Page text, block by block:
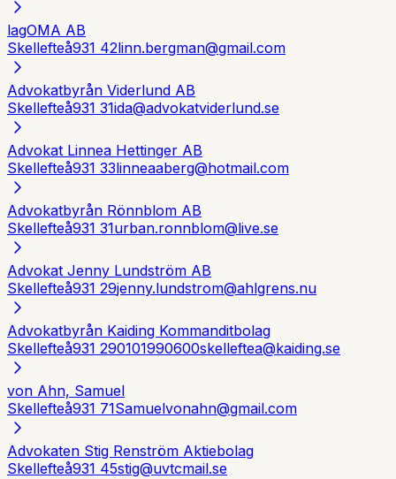
lagOMA AB
Skellefteå931 42linn.bergman@gmail.com
Advokatbyrån Viderlund AB
Skellefteå931 31ida@advokatviderlund.se
Advokat Linnea Hettinger AB
Skellefteå931 33linneaaberg@hotmail.com
Advokatbyrån Rönnblom AB
Skellefteå931 31urban.ronnblom@live.se
Advokat Jenny Lundström AB
Skellefteå931 29jenny.lundstrom@ahlgrens.nu
Advokatbyrån Kaiding Kommanditbolag
Skellefteå931 290101990600skelleftea@kaiding.se
von Ahn, Samuel
Skellefteå931 71Samuelvonahn@gmail.com
Advokaten Stig Renström Aktiebolag
Skellefteå931 45stig@uvtcmail.se